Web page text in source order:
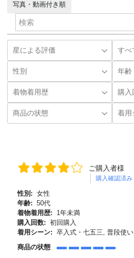
写真・動画付き順
ご購入者様
購入確認済み
性別: 女性
年齢: 50代
着物着用歴:
1年未満
購入回数: 初回購入
着用シーン: 卒入式・七五三, 普段使い
商品の状態